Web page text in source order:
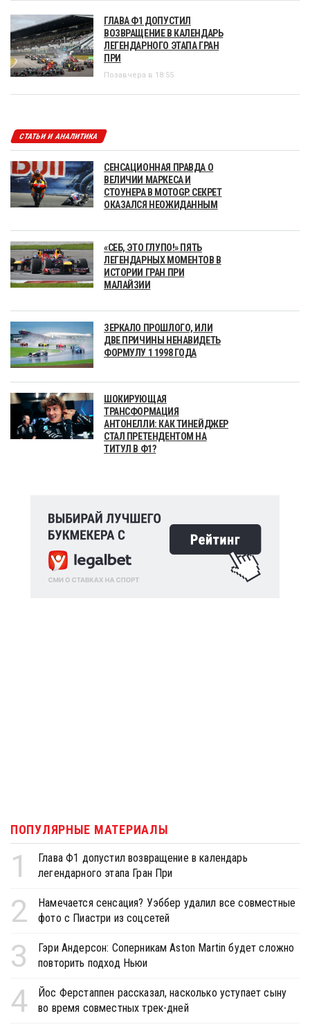
ГЛАВА Ф1 ДОПУСТИЛ
ВОЗВРАЩЕНИЕ В КАЛЕНДАРЬ
ЛЕГЕНДАРНОГО ЭТАПА ГРАН
ПРИ
Позавчера в 18:55
СТАТЬИ И АНАЛИТИКА
СЕНСАЦИОННАЯ ПРАВДА О
ВЕЛИЧИИ МАРКЕСА И
СТОУНЕРА В MOTOGP. СЕКРЕТ
ОКАЗАЛСЯ НЕОЖИДАННЫМ
«СЕБ, ЭТО ГЛУПО!» ПЯТЬ
ЛЕГЕНДАРНЫХ МОМЕНТОВ В
ИСТОРИИ ГРАН ПРИ
МАЛАЙЗИИ
ЗЕРКАЛО ПРОШЛОГО, ИЛИ
ДВЕ ПРИЧИНЫ НЕНАВИДЕТЬ
ФОРМУЛУ 1 1998 ГОДА
ШОКИРУЮЩАЯ
ТРАНСФОРМАЦИЯ
АНТОНЕЛЛИ: КАК ТИНЕЙДЖЕР
СТАЛ ПРЕТЕНДЕНТОМ НА
ТИТУЛ В Ф1?
ПОПУЛЯРНЫЕ МАТЕРИАЛЫ
1
Глава Ф1 допустил возвращение в календарь
легендарного этапа Гран При
2
Намечается сенсация? Уэббер удалил все совместные
фото с Пиастри из соцсетей
3
Гэри Андерсон: Соперникам Aston Martin будет сложно
повторить подход Ньюи
4
Йос Ферстаппен рассказал, насколько уступает сыну
во время совместных трек-дней